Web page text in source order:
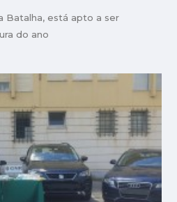
Batalha, está apto a ser
do ano